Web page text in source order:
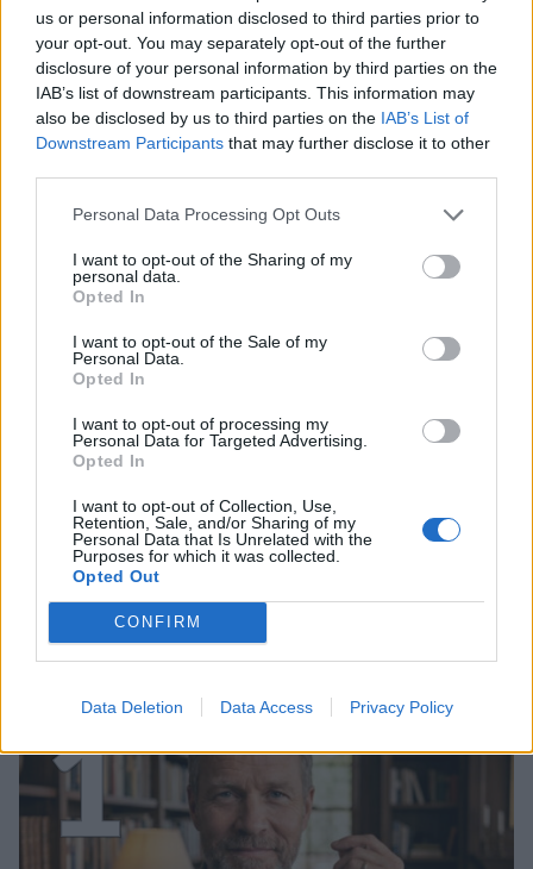
us or personal information disclosed to third parties prior to
your opt-out. You may separately opt-out of the further
disclosure of your personal information by third parties on the
IAB’s list of downstream participants. This information may
also be disclosed by us to third parties on the IAB’s List of
Downstream Participants that may further disclose it to other
Personal Data Processing Opt Outs
I want to opt-out of the Sharing of my
personal data.
Opted In
I want to opt-out of the Sale of my
Personal Data.
Opted In
I want to opt-out of processing my
Personal Data for Targeted Advertising.
Opted In
I want to opt-out of Collection, Use,
Retention, Sale, and/or Sharing of my
Personal Data that Is Unrelated with the
Purposes for which it was collected.
Opted Out
CONFIRM
Data Deletion Data Access Privacy Policy
Staran luetuimmat
1